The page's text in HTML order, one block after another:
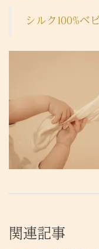
シルク100%ベ
関連記事